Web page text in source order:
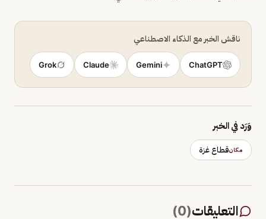
ناقش الخبر مع الذكاء الاصطناعي
ChatGPT
Gemini
Claude
Grok
وَرَد في الخبر
مكانقطاع غزة
التعليقات(
0
)